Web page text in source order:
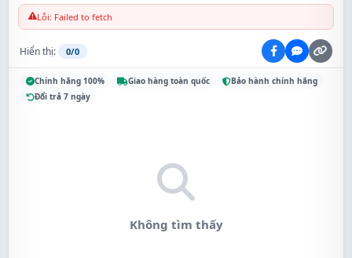
Lỗi: Failed to fetch
Hiển thị: 0/0
Chính hãng 100% Giao hàng toàn quốc
Bảo hành chính hãng
Đổi trả 7 ngày
Không tìm thấy